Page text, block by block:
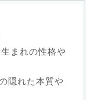
まれの性格や
隠れた本質や